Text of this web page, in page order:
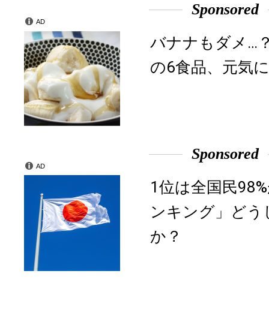
Sponsored
バナナもダメ…
の6食品、元気
AD
Sponsored
1位は全国民
ンキング」ど
か？
AD